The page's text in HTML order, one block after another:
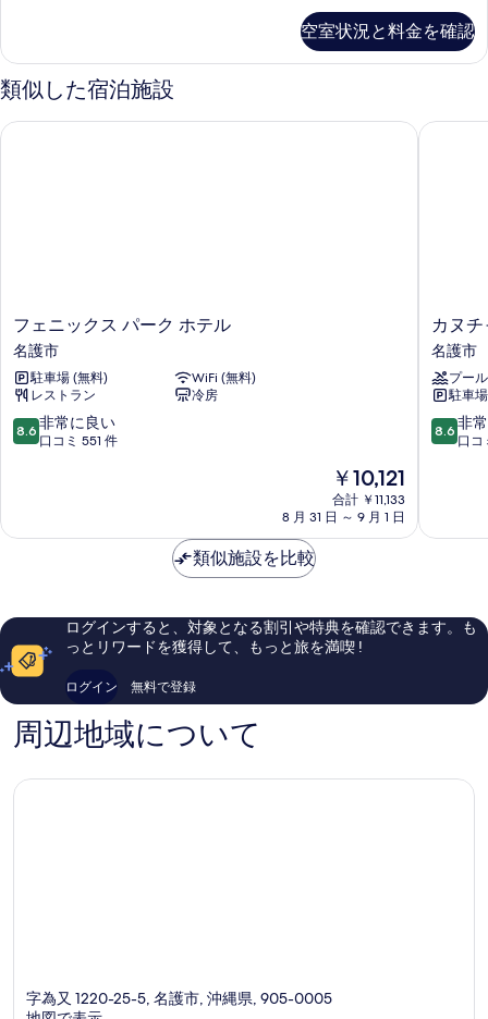
べ
て
の
る
の
詳
細
名
◆84
平
米/
の
す
べ
て
の
を
す
る
ト
ル
ー
7-
付
空室状況と料金を確認
類似した宿泊施設
フ
ェ
ニ
ッ
ク
ス
パ
ル
フェニックス パーク ホテル
名護市
駐車場 (無料)
WiFi (無料)
レストラン
冷房
10
段
常
口
ミ
551
の
口
ミ
8.6 非常に良い
口コミ 551 件
現
在
の
￥10,121
合計 ￥11,133
8 月 31 日 ～ 9 月 1 日
フェニックス パーク ホテル
カ
ヌ
チ
ャ
ベ
イ
ホ
ィ
護
市
カヌ
名護市
プール
駐車
10
段
常
口
コ
8.6 非
口コ
カヌチ
類似施設を比較
ログインすると、対象となる割引や特典を確認できます。も
っとリワードを獲得して、もっと旅を満喫 !
ログイン 無料で登録
周辺地域について
字為又 1220-25-5, 名護市, 沖縄県, 905-0005